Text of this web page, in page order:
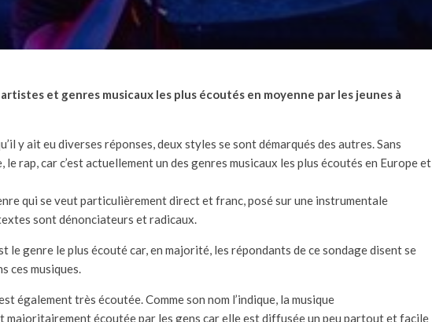
et genres musicaux les plus écoutés en moyenne par les jeunes à
y ait eu diverses réponses, deux styles se sont démarqués des autres. Sans
le rap, car c’est actuellement un des genres musicaux les plus écoutés en Europe et
qui se veut particulièrement direct et franc, posé sur une instrumentale
sont dénonciateurs et radicaux.
le genre le plus écouté car, en majorité, les répondants de ce sondage disent se
ces musiques.
également très écoutée. Comme son nom l’indique, la musique
majoritairement écoutée par les gens car elle est diffusée un peu partout et facile